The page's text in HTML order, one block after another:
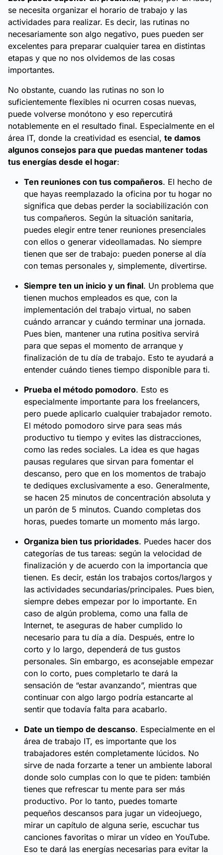
se necesita organizar el horario de trabajo y las
actividades para realizar. Es decir, las rutinas no
necesariamente son algo negativo, pues pueden ser
excelentes para preparar cualquier tarea en distintas
etapas y que no nos olvidemos de las cosas
importantes.
No obstante, cuando las rutinas no son lo
suficientemente flexibles ni ocurren cosas nuevas,
puede volverse monótono y eso repercutirá
notablemente en el resultado final. Especialmente en el
área IT, donde la creatividad es esencial, te damos
algunos consejos para que puedas mantener todas
tus energías desde el hogar:
Ten reuniones con tus compañeros. El hecho de
que hayas reemplazado la oficina por tu hogar no
significa que debas perder la sociabilización con
tus compañeros. Según la situación sanitaria,
puedes elegir entre tener reuniones presenciales
con ellos o generar videollamadas. No siempre
tienen que ser de trabajo: pueden ponerse al día
con temas personales y, simplemente, divertirse.
Siempre ten un inicio y un final. Un problema que
tienen muchos empleados es que, con la
implementación del trabajo virtual, no saben
cuándo arrancar y cuándo terminar una jornada.
Pues bien, mantener una rutina positiva servirá
para que sepas el momento de arranque y
finalización de tu día de trabajo. Esto te ayudará a
entender cuándo tienes tiempo disponible para ti.
Prueba el método pomodoro. Esto es
especialmente importante para los freelancers,
pero puede aplicarlo cualquier trabajador remoto.
El método pomodoro sirve para seas más
productivo tu tiempo y evites las distracciones,
como las redes sociales. La idea es que hagas
pausas regulares que sirvan para fomentar el
descanso, pero que en los momentos de trabajo
te dediques exclusivamente a eso. Generalmente,
se hacen 25 minutos de concentración absoluta y
un parón de 5 minutos. Cuando completas dos
horas, puedes tomarte un momento más largo.
Organiza bien tus prioridades. Puedes hacer dos
categorías de tus tareas: según la velocidad de
finalización y de acuerdo con la importancia que
tienen. Es decir, están los trabajos cortos/largos y
las actividades secundarias/principales. Pues bien,
siempre debes empezar por lo importante. En
caso de algún problema, como una falla de
Internet, te aseguras de haber cumplido lo
necesario para tu día a día. Después, entre lo
corto y lo largo, dependerá de tus gustos
personales. Sin embargo, es aconsejable empezar
con lo corto, pues completarlo te dará la
sensación de “estar avanzando”, mientras que
continuar con algo largo podría estancarte al
sentir que todavía falta para acabarlo.
Date un tiempo de descanso. Especialmente en el
área de trabajo IT, es importante que los
trabajadores estén completamente lúcidos. No
sirve de nada forzarte a tener un ambiente laboral
donde solo cumplas con lo que te piden: también
tienes que refrescar tu mente para ser más
productivo. Por lo tanto, puedes tomarte
pequeños descansos para jugar un videojuego,
mirar un capítulo de alguna serie, escuchar tus
canciones favoritas o mirar un vídeo en YouTube.
Eso te dará las energías necesarias para evitar la